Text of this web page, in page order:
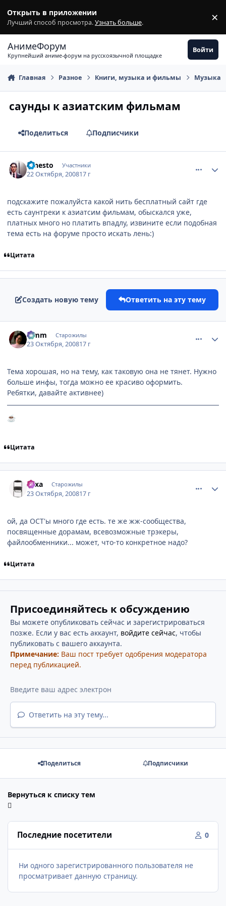
Открыть в приложении
Лучший способ просмотра.Узнать больше. ×
АнимеФорум
Крупнейший аниме-форум на русскоязычной площадке
Войти
Главная Разное Книги, музыка и фильмы Музыка
саунды к азиатским фильмам
Поделиться Подписчики
ernesto Участники
22 Октября, 200817 г
подскажите пожалуйста какой нить бесплатный сайт где
есть саунтреки к азиатсим фильмам, обыскался уже,
платных много но платить впадлу, извините если подобная
тема есть на форуме просто искать лень:)
Цитата
Создать новую тему Ответить на эту тему
Limm Старожилы
23 Октября, 200817 г
Тема хорошая, но на тему, как таковую она не тянет. Нужно
больше инфы, тогда можно ее красиво оформить.
Ребятки, давайте активнее)
☕
Цитата
xaxa Старожилы
23 Октября, 200817 г
ой, да ОСТ'ы много где есть. те же жж-сообщества,
посвященные дорамам, всевозможные трэкеры,
файлообменники... может, что-то конкретное надо?
Цитата
Присоединяйтесь к обсуждению
Вы можете опубликовать сейчас и зарегистрироваться
позже. Если у вас есть аккаунт, войдите сейчас, чтобы
публиковать с вашего аккаунта.
Примечание: Ваш пост требует одобрения модератора
перед публикацией.
Ответить на эту тему...
Поделиться Подписчики
Вернуться к списку тем
Последние посетители 0
Ни одного зарегистрированного пользователя не
просматривает данную страницу.